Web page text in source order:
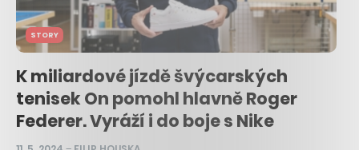
STORY
K miliardové jízdě švýcarských
tenisek On pomohl hlavně Roger
Federer. Vyráží i do boje s Nike